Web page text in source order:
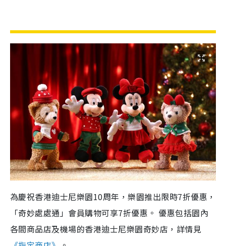
為慶祝香港迪士尼樂園10周年，樂園推出限時7折優惠，
「奇妙處處通」會員購物可享7折優惠。 優惠包括園內
各間商品店及機場的香港迪士尼樂園奇妙店，詳情見